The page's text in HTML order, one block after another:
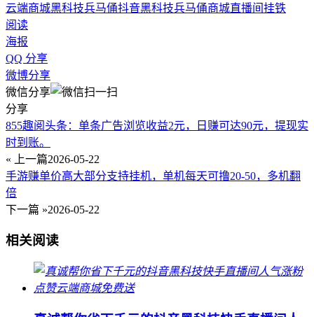
云端商城黑科技兵马俑抖音黑科技兵马俑商城直播间挂铁
阅读
海报
QQ 分享
微博分享
微信分享
分享
855趣阅头条：单条广告浏览收益2元，日赚可达90元，提现实
时到账。
« 上一篇2026-05-22
手游赚单价高大部分支持挂机，单机每天可撸20-50，多机翻
倍
下一篇 »2026-05-22
相关阅读